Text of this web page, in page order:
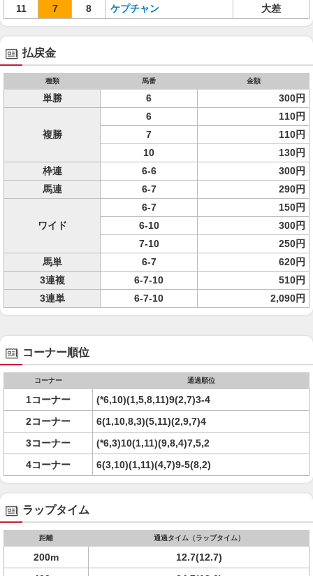
11
7 8 ケプチャン 大差
払戻金
種類 馬番 金額
単勝 6 300円
複勝
6
110円
7
110円
10
130円
枠連
6-6
300円
馬連
6-7 290円
ワイド
6-7
150円
6-10
300円
7-10
250円
馬単
6-7
620円
3連複
6-7-10
510円
3連単
6-7-10 2,090円
コーナー順位
コーナー 通過順位
1コーナー
(*6,10)(1,5,8,11)9(2,7)3-4
2コーナー
6(1,10,8,3)(5,11)(2,9,7)4
3コーナー
(*6,3)10(1,11)(9,8,4)7,5,2
4コーナー
6(3,10)(1,11)(4,7)9-5(8,2)
ラップタイム
距離 通過タイム（ラップタイム）
200m
12.7(12.7)